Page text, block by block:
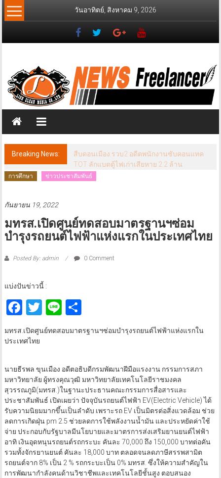
Skip
to
วันอาทิตย์, สิงหาคม 9, 2026
News
Freelancer
วส์
ฟรี
แลน
เซอร์
Breaking News:
สืบดอนเมือง รวบ2 อดีตพนักงานซับคอนแทค
TOT ลักแบตตู้ไฟเก่าเสียหาย 2.2 ล้าน
การศึกษา ข่าวประชาสัมพันธ์
กันยายน 19, 2022
มทรส.เปิดศูนย์ทดสอบมาตรฐานฯซ่อม
บำรุงรถยนต์ไฟฟ้าแห่งแรกในประเทศไทย
Posted By: admin 0 Comment
แบ่งปันข่าวนี้ :
Facebook
Twitter
LineShare
มทรส.เปิดศูนย์ทดสอบมาตรฐานฯซ่อมบำรุงรถยนต์ไฟฟ้าแห่งแรกใน
ประเทศไทย
นายธีรพล ขุนเมือง อดีตอธิบดีกรมพัฒนาฝีมือแรงงาน กรรมการสภา
มหาวิทยาลัย ผู้ทรงคุณวุฒิ มหาวิทยาลัยเทคโนโลยีราชมงคล
สุวรรณภูมิ(มทรส.)ในฐานะประธานคณะกรรมการสื่อสารและ
ประชาสัมพันธ์ เปิดเผยว่า ปัจจุบันรถยนต์ไฟฟ้า EV(Electric Vehicle) ได้
รับความนิยมมากขึ้นเป็นลำดับ เพราะรถ EV เป็นมิตรต่อสิ่งแวดล้อม ช่วย
ลดการเกิดฝุ่น pm 2.5 ช่วยลดการใช้พลังงานน้ำมัน และประหยัดค่าใช้
จ่าย ประกอบกับรัฐบาลมีนโยบายและมาตรการส่งเสริมยานยนต์ไฟฟ้า
อาทิ เงินอุดหนุนรถยนต์รถกระบะ คันละ 70,000 ถึง 150,000 บาทต่อคัน
รวมทั้งจักรยานยนต์ คันละ 18,000 บาท ตลอดจนลดภาษีสรรพสามิต
รถยนต์จาก 8% เป็น 2 % รถกระบะเป็น 0% มทรส. ซึ่งให้ความสำคัญใน
การพัฒนากำลังคนด้านวิชาชีพและเทคโนโลยีชั้นสูง ตอบสนอง